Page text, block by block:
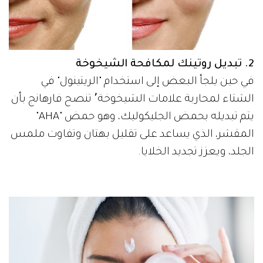
2. تبديل روتينك لمكافحة الشيخوخة
في حين يلجأ البعض إلى استخدام "الريتينول" في
الشتاء لمحاربة علامات الشيخوخة٬ تنصح فارهانج بأن
يتم تبديله بحمض الجليكوليك، وهو حمض "AHA"
المقشر، الذي يساعد على تقليل بهتان وتفاوت ملمس
الجلد، ويعزز تجديد الخلايا.